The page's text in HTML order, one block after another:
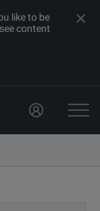
like to be
content